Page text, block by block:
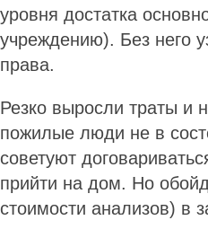
уровня достатка
учреждению). Без него
права.
Резко выросли траты и
пожилые люди не в
советуют
прийти на дом. Но
стоимости анализов) в